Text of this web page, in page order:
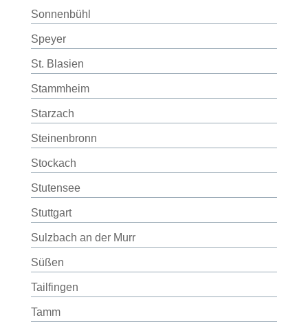
Sonnenbühl
Speyer
St. Blasien
Stammheim
Starzach
Steinenbronn
Stockach
Stutensee
Stuttgart
Sulzbach an der Murr
Süßen
Tailfingen
Tamm